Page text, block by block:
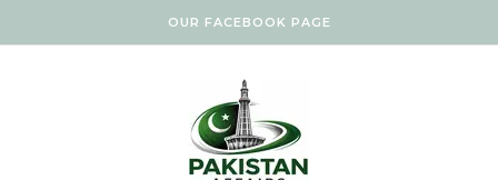
OUR FACEBOOK PAGE